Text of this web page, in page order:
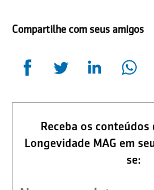
Compartilhe com seus amigos
Receba os
Longevidade MAG em
se: